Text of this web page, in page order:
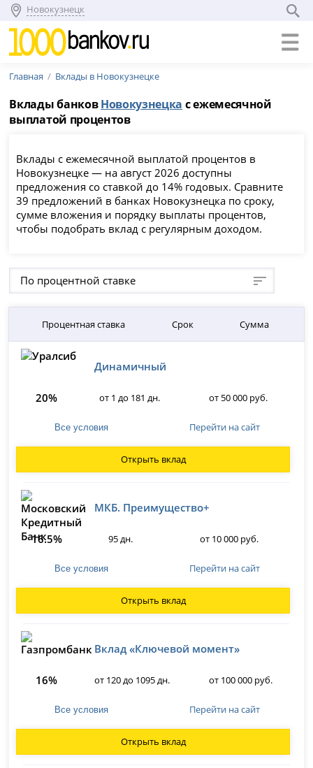
Новокузнецк
Главная Вклады в Новокузнецке
Вклады банковНовокузнецка с ежемесячной
выплатой процентов
Вклады с ежемесячной выплатой процентов в
Новокузнецке — на август 2026 доступны
предложения со ставкой до 14% годовых. Сравните
39 предложений в банках Новокузнецка по сроку,
сумме вложения и порядку выплаты процентов,
чтобы подобрать вклад с регулярным доходом.
По процентной ставке
Процентная ставка Срок Сумма
Динамичный
20% от 1 до 181 дн. от 50 000 руб.
Все условия Перейти на сайт
Открыть вклад
МКБ. Преимущество+
16.5% 95 дн. от 10 000 руб.
Все условия Перейти на сайт
Открыть вклад
Вклад «Ключевой момент»
16% от 120 до 1095 дн. от 100 000 руб.
Все условия Перейти на сайт
Открыть вклад